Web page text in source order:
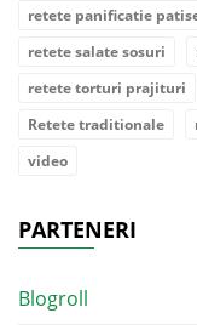
retete panificatie
retete salate sosuri
retete torturi prajituri
Retete traditionale
video
PARTENERI
Blogroll